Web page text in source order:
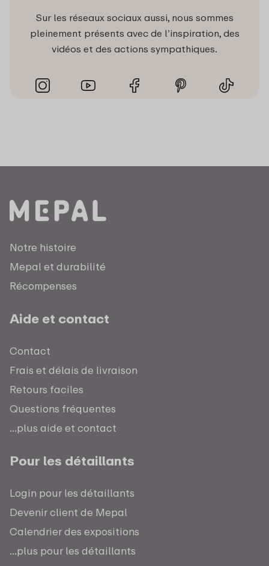
Sur les réseaux sociaux aussi, nous sommes
pleinement présents avec de l’inspiration, des
vidéos et des actions sympathiques.
Notre histoire
Mepal et durabilité
Récompenses
Aide et contact
Contact
Frais et délais de livraison
Retours faciles
Questions fréquentes
...plus aide et contact
Pour les détaillants
Login pour les détaillants
Devenir client de Mepal
Calendrier des expositions
...plus pour les détaillants